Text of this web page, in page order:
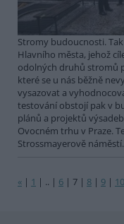
Stromy budoucnosti.
Hlavního města, jehož
odolných druhů stromů
které se u nás běžně
vysazovat a
testování obstojí pak v
plánů a projektů
Ovocném trhu v Praze.
Strossmayerově náměstí.
« | 1 | .. | 6 | 7 | 8 | 9 | 10